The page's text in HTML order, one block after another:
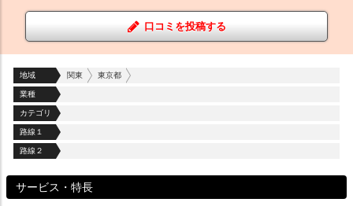
口コミを投稿する
地域 関東 東京都
業種
カテゴリ
路線１
路線２
サービス・特長